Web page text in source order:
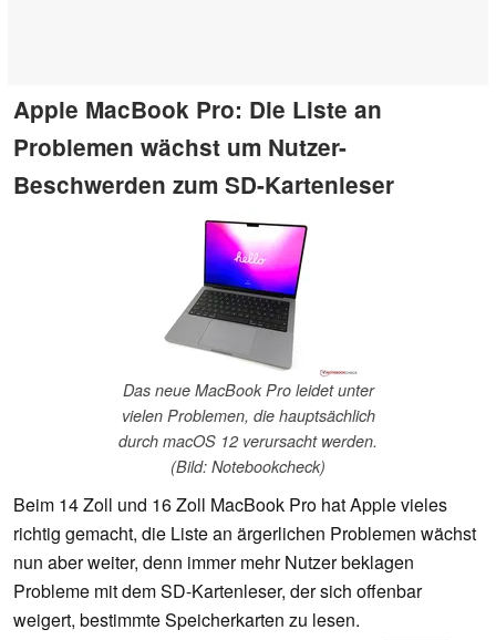
Apple MacBook Pro: Die Liste an
Problemen wächst um Nutzer-
Beschwerden zum SD-Kartenleser
Das neue MacBook Pro leidet unter
vielen Problemen, die hauptsächlich
durch macOS 12 verursacht werden.
(Bild: Notebookcheck)
Beim 14 Zoll und 16 Zoll MacBook Pro hat Apple vieles
richtig gemacht, die Liste an ärgerlichen Problemen wächst
nun aber weiter, denn immer mehr Nutzer beklagen
Probleme mit dem SD-Kartenleser, der sich offenbar
weigert, bestimmte Speicherkarten zu lesen.